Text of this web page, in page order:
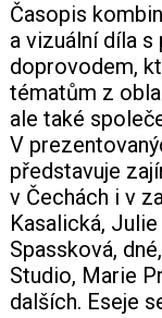
Poštovné zdarmanad
+420 771
Přihlásit
Časopis
a vizuální díla
doprovodem,
tématům z
ale také
V
představuje
v Čechách i v
Kasalická,
Spassková,
Studio, Marie
dalších. Eseje